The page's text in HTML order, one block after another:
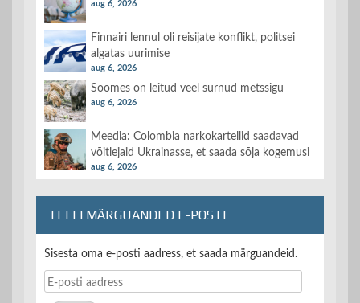
aug 6, 2026
Finnairi lennul oli reisijate konflikt, politsei
algatas uurimise
aug 6, 2026
Soomes on leitud veel surnud metssigu
aug 6, 2026
Meedia: Colombia narkokartellid saadavad
võitlejaid Ukrainasse, et saada sõja kogemusi
aug 6, 2026
TELLI MÄRGUANDED E-POSTI
Sisesta oma e-posti aadress, et saada märguandeid.
E-
posti